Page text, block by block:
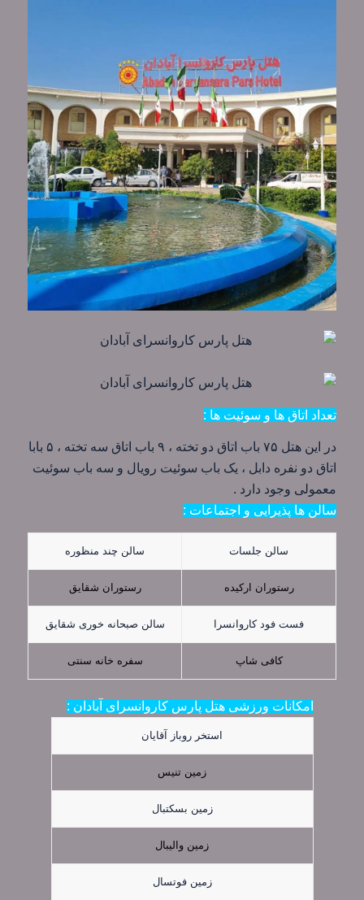
تعداد اتاق ها و سوئیت ها :
در این هتل ۷۵ باب اتاق دو تخته ، ۹ باب اتاق سه تخته ، ۵ بابا
اتاق دو نفره دابل ، یک باب سوئیت رویال و سه باب سوئیت
معمولی وجود دارد .
سالن ها پذیرایی و اجتماعات :
سالن جلسات سالن چند منظوره
رستوران ارکیده رستوران شقایق
فست فود کاروانسرا سالن صبحانه خوری شقایق
کافی شاپ سفره خانه سنتی
امکانات ورزشی هتل پارس کاروانسرای آبادان :
استخر روباز آقایان
زمین تنیس
زمین بسکتبال
زمین والیبال
زمین فوتسال